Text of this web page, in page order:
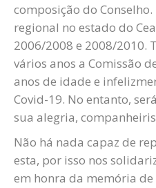
composição do
regional no estado do
2006/2008 e 2008/2010.
vários anos a Comissão
anos de idade e
Covid-19. No entanto,
sua alegria,
Não há nada capaz de
esta, por isso nos
em honra da memória